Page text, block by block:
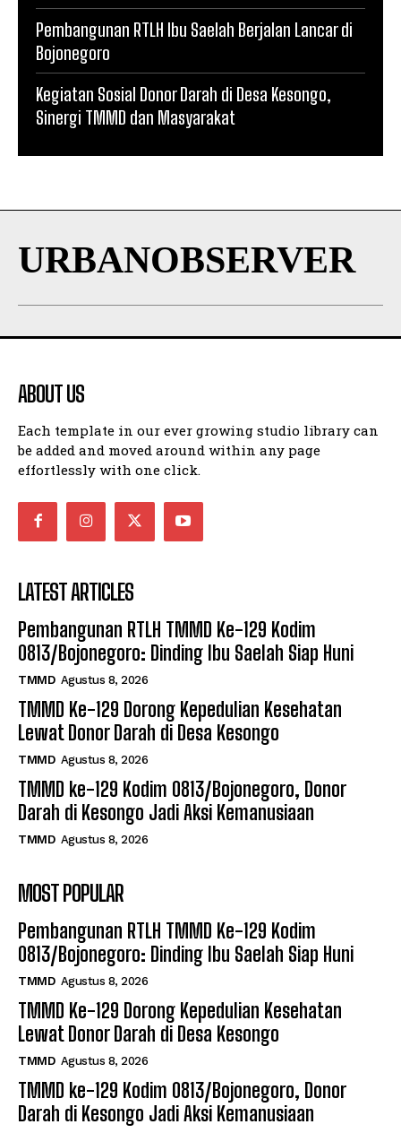
Pembangunan RTLH Ibu Saelah Berjalan Lancar di
Bojonegoro
Kegiatan Sosial Donor Darah di Desa Kesongo,
Sinergi TMMD dan Masyarakat
URBANOBSERVER
ABOUT US
Each template in our ever growing studio library can
be added and moved around within any page
effortlessly with one click.
LATEST ARTICLES
Pembangunan RTLH TMMD Ke-129 Kodim
0813/Bojonegoro: Dinding Ibu Saelah Siap Huni
TMMD Agustus 8, 2026
TMMD Ke-129 Dorong Kepedulian Kesehatan
Lewat Donor Darah di Desa Kesongo
TMMD Agustus 8, 2026
TMMD ke-129 Kodim 0813/Bojonegoro, Donor
Darah di Kesongo Jadi Aksi Kemanusiaan
TMMD Agustus 8, 2026
MOST POPULAR
Pembangunan RTLH TMMD Ke-129 Kodim
0813/Bojonegoro: Dinding Ibu Saelah Siap Huni
TMMD Agustus 8, 2026
TMMD Ke-129 Dorong Kepedulian Kesehatan
Lewat Donor Darah di Desa Kesongo
TMMD Agustus 8, 2026
TMMD ke-129 Kodim 0813/Bojonegoro, Donor
Darah di Kesongo Jadi Aksi Kemanusiaan